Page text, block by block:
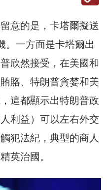
意的是，卡塔爾擬送
。一方面是卡塔爾出
欣然接受，在美國和
賂、特朗普貪婪和美
這都顯示出特朗普政
利益）可以左右外交
犯法紀，典型的商人
英治國。